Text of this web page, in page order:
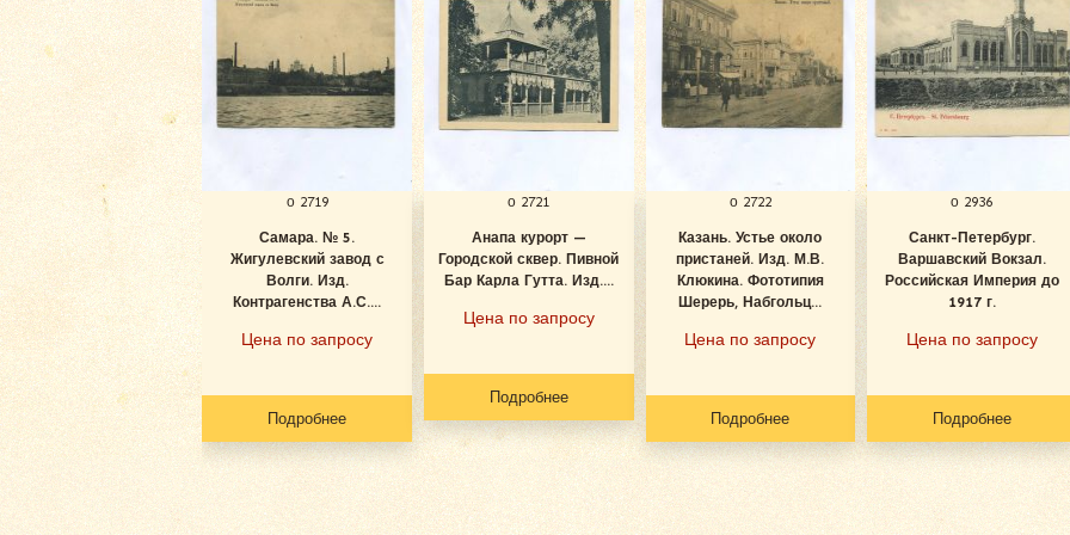
о 2719
Самара. № 5.
Жигулевский завод с
Волги. Изд.
Контрагенства А.С....
Цена по запросу
Подробнее
о 2721
Анапа курорт —
Городской сквер. Пивной
Бар Карла Гутта. Изд....
Цена по запросу
Подробнее
о 2722
Казань. Устье около
пристаней. Изд. М.В.
Клюкина. Фототипия
Шерерь, Набгольц...
Цена по запросу
Подробнее
о 2936
Санкт-Петербург.
Варшавский Вокзал.
Российская Империя до
1917 г.
Цена по запросу
Подробнее